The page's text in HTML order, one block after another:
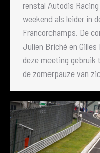
renstal Autodis
weekend als leider in
Francorchamps. De
Julien Briché en
deze meeting gebruik
de zomerpauze van